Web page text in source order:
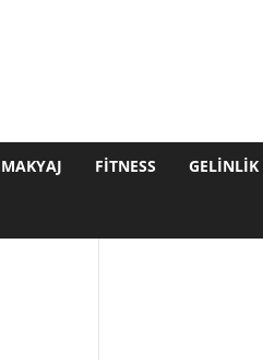
MAKYAJ FITNESS GELINLIK